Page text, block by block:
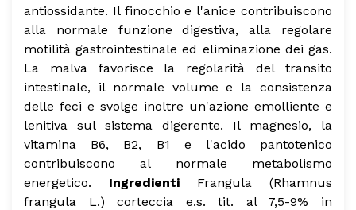
antiossidante. Il finocchio e l'anice contribuiscono
alla normale funzione digestiva, alla regolare
motilità gastrointestinale ed eliminazione dei gas.
La malva favorisce la regolarità del transito
intestinale, il normale volume e la consistenza
delle feci e svolge inoltre un'azione emolliente e
lenitiva sul sistema digerente. Il magnesio, la
vitamina B6, B2, B1 e l'acido pantotenico
contribuiscono al normale metabolismo
energetico.
Ingredienti Frangula (Rhamnus
frangula L.) corteccia e.s. tit. al 7,5-9% in